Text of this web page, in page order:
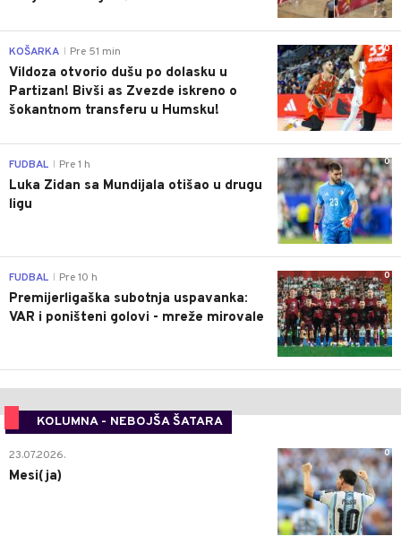
0
KOŠARKA Pre 51 min
Vildoza otvorio dušu po dolasku u
Partizan! Bivši as Zvezde iskreno o
šokantnom transferu u Humsku!
0
FUDBAL Pre 1 h
Luka Zidan sa Mundijala otišao u drugu
ligu
0
FUDBAL Pre 10 h
Premijerligaška subotnja uspavanka:
VAR i poništeni golovi - mreže mirovale
KOLUMNA - NEBOJŠA ŠATARA
0
23.07.2026.
Mesi(ja)